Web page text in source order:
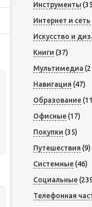
Инструменты
Интернет и сеть
Искусство и
Книги (37)
Мультимедиа
Навигация (47)
Образование
Офисные(17)
Покупки (35)
Путешествия (9)
Системные(46)
Социальные
Телефонная